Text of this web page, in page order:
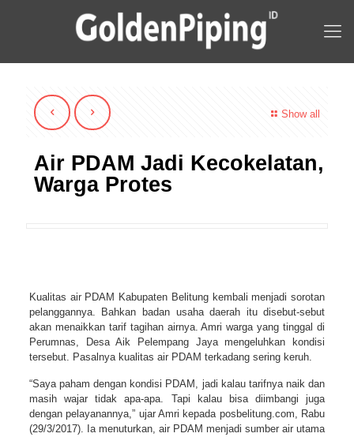
Show all
Air PDAM Jadi Kecokelatan,
Warga Protes
Kualitas air PDAM Kabupaten Belitung kembali menjadi sorotan
pelanggannya. Bahkan badan usaha daerah itu disebut-sebut
akan menaikkan tarif tagihan airnya. Amri warga yang tinggal di
Perumnas, Desa Aik Pelempang Jaya mengeluhkan kondisi
tersebut. Pasalnya kualitas air PDAM terkadang sering keruh.
“Saya paham dengan kondisi PDAM, jadi kalau tarifnya naik dan
masih wajar tidak apa-apa. Tapi kalau bisa diimbangi juga
dengan pelayanannya,” ujar Amri kepada posbelitung.com, Rabu
(29/3/2017). Ia menuturkan, air PDAM menjadi sumber air utama